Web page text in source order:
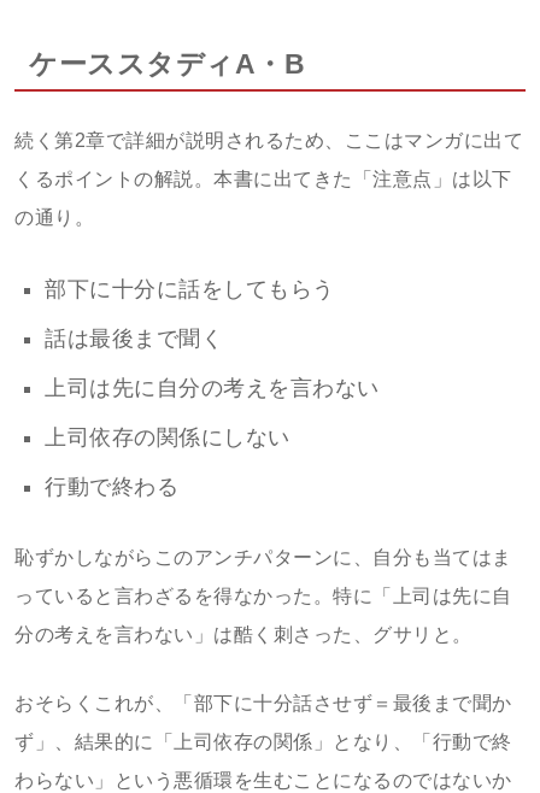
ケーススタディA・B
続く第2章で詳細が説明されるため、ここはマンガに出て
くるポイントの解説。本書に出てきた「注意点」は以下
の通り。
部下に十分に話をしてもらう
話は最後まで聞く
上司は先に自分の考えを言わない
上司依存の関係にしない
行動で終わる
恥ずかしながらこのアンチパターンに、自分も当てはま
っていると言わざるを得なかった。特に「上司は先に自
分の考えを言わない」は酷く刺さった、グサリと。
おそらくこれが、「部下に十分話させず＝最後まで聞か
ず」、結果的に「上司依存の関係」となり、「行動で終
わらない」という悪循環を生むことになるのではないか